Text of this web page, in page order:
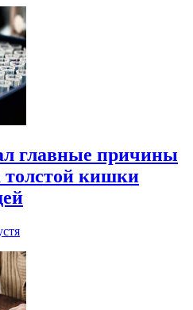
главные причины
толстой кишки